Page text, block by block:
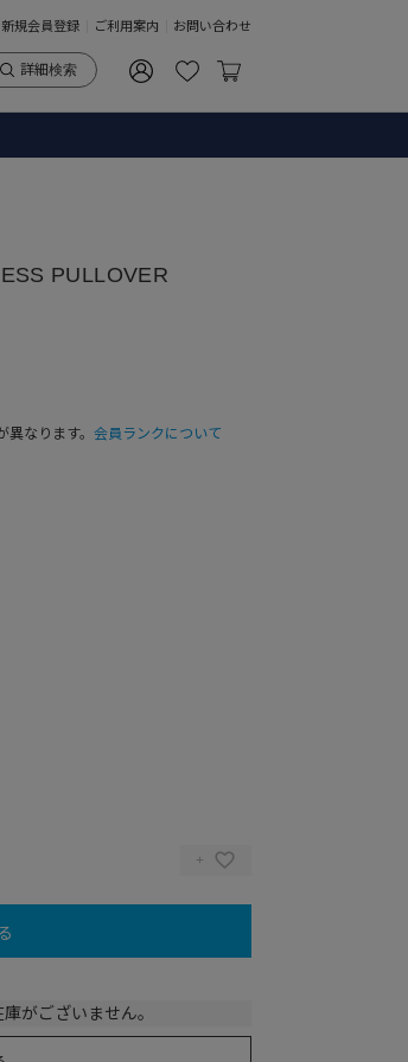
新規会員登録 ご利用案内 お問い合わせ
詳細検索
PULLOVER
なります。 会員ランクについて
がございません。